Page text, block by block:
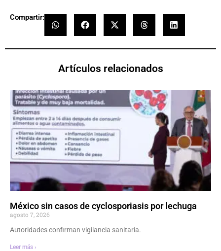
Compartir:
Artículos relacionados
México sin casos de cyclosporiasis por lechuga
agosto 7, 2026
Autoridades confirman vigilancia sanitaria.
Leer más ›